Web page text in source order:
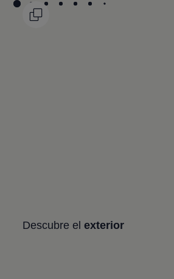
Descubre el exterior